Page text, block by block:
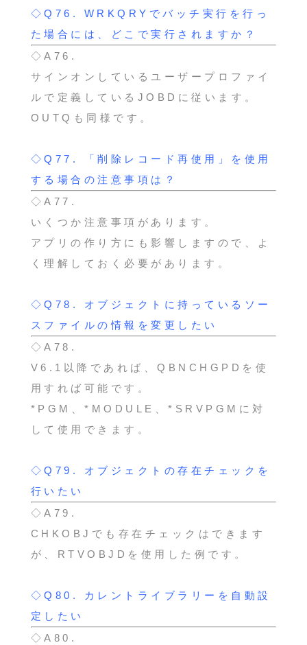
◇Q76.
WRKQRYでバッチ実行を行っ
た場合には、どこで実行されますか？
◇A76.
サインオンしているユーザープロファイ
ルで定義しているJOBDに従います。
OUTQも同様です。
◇Q77.
「削除レコード再使用」を使用
する場合の注意事項は？
◇A77.
いくつか注意事項があります。
アプリの作り方にも影響しますので、よ
く理解しておく必要があります。
◇Q78.
オブジェクトに持っているソー
スファイルの情報を変更したい
◇A78.
V6.1以降であれば、QBNCHGPDを使
用すれば可能です。
*PGM、*MODULE、*SRVPGMに対
して使用できます。
◇Q79.
オブジェクトの存在チェックを
行いたい
◇A79.
CHKOBJでも存在チェックはできます
が、RTVOBJDを使用した例です。
◇Q80.
カレントライブラリーを自動設
定したい
◇A80.